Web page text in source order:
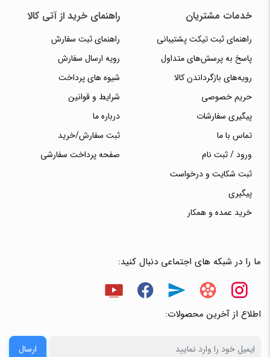
خدمات مشتریان
راهنمای ثبت تیکت پشتیبانی
پاسخ به پرسش‌های متداول
رویه‌های بازگرداندن کالا
حریم خصوصی
پیگیری سفارشات
تماس با ما
ورود / ثبت نام
ثبت شکایت و درخواست
پیگیری
خرید عمده و همکار
راهنمای خرید از آتی کالا
راهنمای ثبت سفارش
رویه ارسال سفارش
شیوه های پرداخت
شرایط و قوانین
درباره ما
ثبت سفارش/خرید
صفحه پرداخت سفارشی
ما را در شبکه های اجتماعی دنبال کنید:
اطلاع از آخرین محصولات:
ارسال